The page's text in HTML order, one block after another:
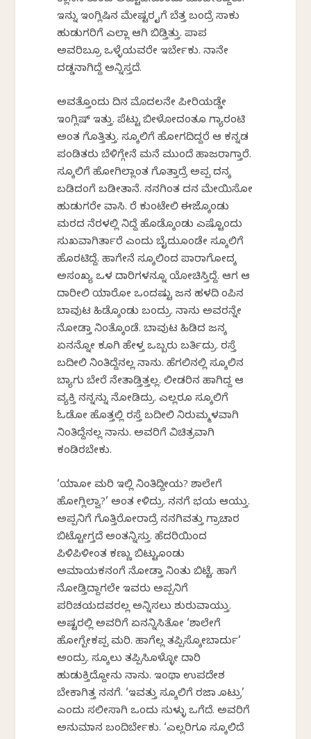
ಇನ್ನು ಇಂಗ್ಲಿಷಿನ ಮೇಷ್ಟರ ಕೈಗೆ ಬೆತ್ತ ಬಂದ್ರೆ ಸಾಕು
ಹುಡುಗರಿಗೆ ಎಲ್ಲಾ ಆಗಿ ಬಿಡ್ತಿತ್ತು. ಪಾಪ
ಅವರಿಬ್ರೂ ಒಳ್ಳೆಯವರೇ ಇರ್ಬೇಕು. ನಾನೇ
ದಡ್ಡನಾಗಿದ್ದೆ ಅನ್ನಿಸ್ತದೆ.
ಅವತ್ತೊಂದು ದಿನ ಮೊದಲನೇ ಪೀರಿಯಡ್ಡೇ
ಇಂಗ್ಲಿಷ್ ಇತ್ತು. ಪೆಟ್ಟು ಬೀಳೋದಂತೂ ಗ್ಯಾರಂಟಿ
ಅಂತ ಗೊತ್ತಿತ್ತು. ಸ್ಕೂಲಿಗೆ ಹೋಗದಿದ್ದರೆ ಆ ಕನ್ನಡ
ಪಂಡಿತರು ಬೆಳಿಗ್ಗೇನೆ ಮನೆ ಮುಂದೆ ಹಾಜರಾಗ್ತಾರೆ.
ಸ್ಕೂಲಿಗೆ ಹೋಗಿಲ್ಲಾಂತ ಗೊತ್ತಾದ್ರೆ ಅಪ್ಪ ದನಕ್ಕೆ
ಬಡಿದಂಗೆ ಬಡೀತಾನೆ. ನನಗಿಂತ ದನ ಮೇಯಿಸೋ
ಹುಡುಗರೇ ವಾಸಿ. ಕೆರೆ ಕುಂಟೇಲಿ ಈಜ್ಕೊಂಡು
ಮರದ ನೆರಳಲ್ಲಿ ನಿದ್ದೆ ಹೊಡ್ಕೊಂಡು ಎಷ್ಟೊಂದು
ಸುಖವಾಗಿರ್ತಾರೆ ಎಂದು ಬೈದುಕೊಂಡೇ ಸ್ಕೂಲಿಗೆ
ಹೊರಟಿದ್ದೆ. ಹಾಗೇನೆ ಸ್ಕೂಲಿಂದ ಪಾರಾಗೋದಕ್ಕೆ
ಅಸಂಖ್ಯ ಒಳ ದಾರಿಗಳನ್ನೂ ಯೋಚಿಸ್ತಿದ್ದೆ. ಆಗ ಆ
ದಾರೀಲಿ ಯಾರೋ ಒಂದಷ್ಟು ಜನ ಹಳದಿ ಕೆಂಪಿನ
ಬಾವುಟ ಹಿಡ್ಕೊಂಡು ಬಂದ್ರು. ನಾನು ಅವರನ್ನೇ
ನೋಡ್ತಾ ನಿಂತ್ಕೊಂಡೆ. ಬಾವುಟ ಹಿಡಿದ ಜನಕ್ಕೆ
ಏನನ್ನೋ ಕೂಗಿ ಹೇಳ್ತ ಒಬ್ಬರು ಬರ್ತಿದ್ರು. ರಸ್ತೆ
ಬದೀಲಿ ನಿಂತಿದ್ದೆನಲ್ಲ ನಾನು. ಹೆಗಲಿನಲ್ಲಿ ಸ್ಕೂಲಿನ
ಬ್ಯಾಗು ಬೇರೆ ನೇತಾಡ್ತಿತ್ತಲ್ಲ. ಲೀಡರಿನ ಹಾಗಿದ್ದ ಆ
ವ್ಯಕ್ತಿ ನನ್ನನ್ನು ನೋಡಿದ್ರು. ಎಲ್ಲರೂ ಸ್ಕೂಲಿಗೆ
ಓಡೋ ಹೊತ್ತಲ್ಲಿ ರಸ್ತೆ ಬದೀಲಿ ನಿರುಮ್ಮಳವಾಗಿ
ನಿಂತಿದ್ದೆನಲ್ಲ ನಾನು. ಅವರಿಗೆ ವಿಚಿತ್ರವಾಗಿ
ಕಂಡಿರಬೇಕು.
‘ಯಾಕೋ ಮರಿ ಇಲ್ಲಿ ನಿಂತಿದ್ದೀಯ? ಶಾಲೇಗೆ
ಹೋಗ್ಲಿಲ್ವಾ?’ ಅಂತ ಕೇಳಿದ್ರು. ನನಗೆ ಭಯ ಆಯ್ತು.
ಅಪ್ಪನಿಗೆ ಗೊತ್ತಿರೋರಾದ್ರೆ ನನಗಿವತ್ತು ಗ್ರಾಚಾರ
ಬಿಟ್ಟೋಗ್ತದೆ ಅಂತನ್ನಿಸ್ತು. ಹೆದರಿಕೆಯಿಂದ
ಪಿಳಿಪಿಳೀಂತ ಕಣ್ಣು ಬಿಟ್ಟುಕೊಂಡು
ಅಮಾಯಕನಂಗೆ ನೋಡ್ತಾ ನಿಂತು ಬಿಟ್ಟೆ. ಹಾಗೆ
ನೋಡ್ತಿದ್ದಾಗಲೇ ಇವರು ಅಪ್ಪನಿಗೆ
ಪರಿಚಯದವರಲ್ಲ ಅನ್ನಿಸಲು ಶುರುವಾಯ್ತು.
ಅಷ್ಟರಲ್ಲಿ ಅವರಿಗೆ ಏನನ್ನಿಸಿತೋ ‘ಶಾಲೇಗೆ
ಹೋಗ್ಬೇಕಪ್ಪ ಮರಿ. ಹಾಗೆಲ್ಲ ತಪ್ಪಿಸ್ಕೋಬಾರ್ದು’
ಅಂದ್ರು. ಸ್ಕೂಲು ತಪ್ಪಿಸಿಕೊಳ್ಳೋ ದಾರಿ
ಹುಡುಕ್ತಿದ್ದೋನು ನಾನು. ಇಂಥಾ ಉಪದೇಶ
ಬೇಕಾಗಿತ್ತ ನನಗೆ. ‘ಇವತ್ತು ಸ್ಕೂಲಿಗೆ ರಜಾ ಕೊಟ್ರು’
ಎಂದು ಸಲೀಸಾಗಿ ಒಂದು ಸುಳ್ಳು ಒಗೆದೆ. ಅವರಿಗೆ
ಅನುಮಾನ ಬಂದಿರ್ಬೇಕು. ‘ಎಲ್ಲರಿಗೂ ಸ್ಕೂಲಿದೆ